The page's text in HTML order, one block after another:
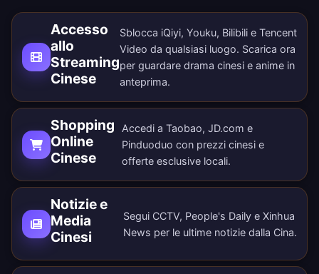
Accesso
allo
Streaming
Cinese
Sblocca iQiyi, Youku, Bilibili e Tencent
Video da qualsiasi luogo. Scarica ora
per guardare drama cinesi e anime in
anteprima.
Shopping
Online
Cinese
Accedi a Taobao, JD.com e
Pinduoduo con prezzi cinesi e
offerte esclusive locali.
Notizie e
Media
Cinesi
Segui CCTV, People's Daily e Xinhua
News per le ultime notizie dalla Cina.